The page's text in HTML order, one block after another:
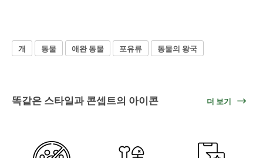
개 동물 애완 동물 포유류 동물의 왕국
똑같은 스타일과 콘셉트의 아이콘 더 보기